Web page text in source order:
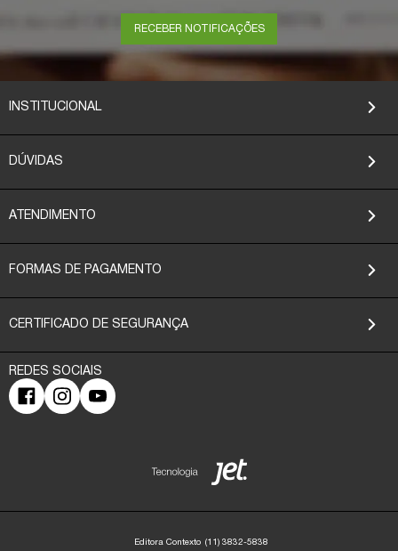
RECEBER NOTIFICAÇÕES
INSTITUCIONAL
DÚVIDAS
ATENDIMENTO
FORMAS DE PAGAMENTO
CERTIFICADO DE SEGURANÇA
Editora Contexto (11) 3832-5838